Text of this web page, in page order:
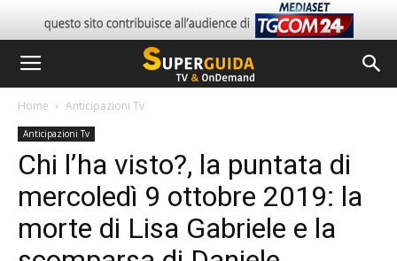
Home Anticipazioni Tv
Anticipazioni Tv
Chi l’ha visto?, la puntata di
mercoledì 9 ottobre 2019: la
morte di Lisa Gabriele e la